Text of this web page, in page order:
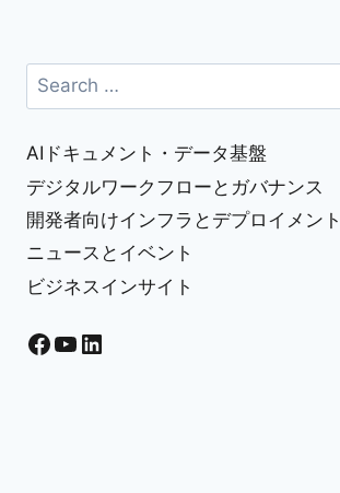
Search
for:
AIドキュメント・データ基盤
デジタルワークフローとガバナンス
開発者向けインフラとデプロイメント
ニュースとイベント
ビジネスインサイト
Facebook
YouTube
LinkedIn